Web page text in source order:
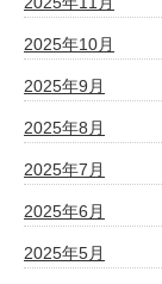
2025年10月
2025年9月
2025年8月
2025年7月
2025年6月
2025年5月